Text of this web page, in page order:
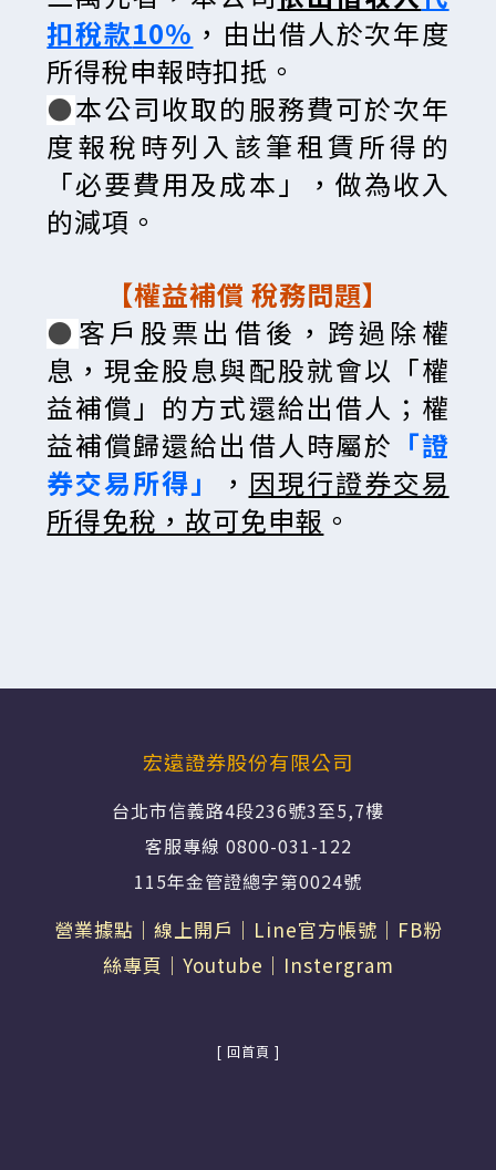
扣稅款10% ，由出借人於次年度
所得稅申報時扣抵。
⚫本公司收取的服務費可於次年
度報稅時列入該筆租賃所得的
「必要費用及成本」，做為收入
的減項。
【權益補償 稅務問題】
⚫ 客戶股票出借後，跨過除權
息，現金股息與配股就會以「權
益補償」的方式還給出借人；權
益補償歸還給出借人時屬於 「證
券交易所得」
， 因現行證券交易
所得免稅，故可免申報 。
宏遠證券股份有限公司
台北市信義路4段236號3至5,7樓
客服專線 0800-031-122
115年金管證總字第0024號
營業據點 ｜ 線上開戶 ｜ Line官方帳號 ｜ FB粉
絲專頁 ｜ Youtube ｜ Instergram
[ 回首頁 ]